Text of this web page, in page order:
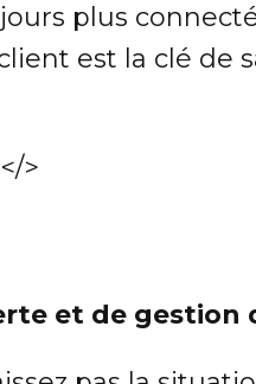
plus
est la clé de
>
et de gestion